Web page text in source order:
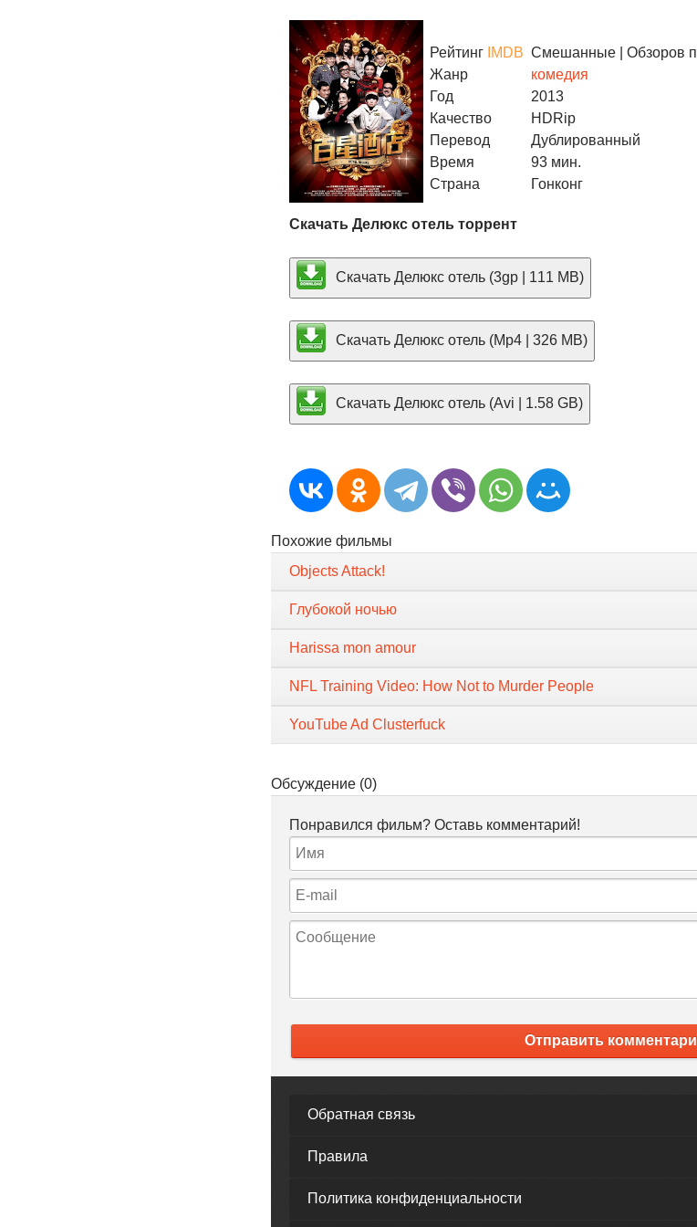
Рейтинг IMDB Смешанные | Обзоров
Жанр
комедия
Год
2013
Качество
HDRip
Перевод
Дублированный
Время
93 мин.
Страна
Гонконг
Скачать Делюкс отель торрент
Скачать Делюкс отель (3gp | 111 MB)
Скачать Делюкс отель (Mp4 | 326 MB)
Скачать Делюкс отель (Avi | 1.58 GB)
Похожие фильмы
Objects Attack!
Глубокой ночью
Harissa mon amour
NFL Training Video: How Not to Murder People
YouTube Ad Clusterfuck
Обсуждение (0)
Понравился фильм? Оставь комментарий!
Отправить
Обратная связь
Правила
Политика конфиденциальности